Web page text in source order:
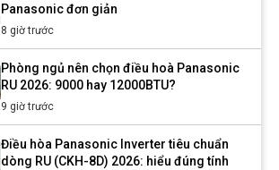
Panasonic đơn giản
8 giờ trước
Phòng ngủ nên chọn điều hoà Panasonic
RU 2026: 9000 hay 12000BTU?
9 giờ trước
Điều hòa Panasonic Inverter tiêu chuẩn
dòng RU (CKH-8D) 2026: hiểu đúng tính